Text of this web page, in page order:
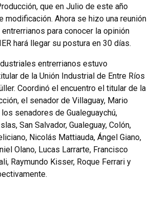
que en Julio de este año
modificación. Ahora se hizo una reunión
para conocer la opinión
hará llegar su postura en 30 días.
entrerrianos estuvo
de la Unión Industrial de Entre Ríos
Coordinó el encuentro el titular de la
el senador de Villaguay, Mario
senadores de Gualeguaychú,
San Salvador, Gualeguay, Colón,
Nicolás Mattiauda, Ángel Giano,
Olano, Lucas Larrarte, Francisco
Raymundo Kisser, Roque Ferrari y